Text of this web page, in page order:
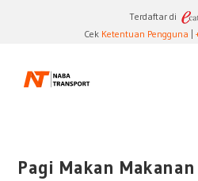
Terdaftar di
CekKetentuan Pengguna
Pagi Makan